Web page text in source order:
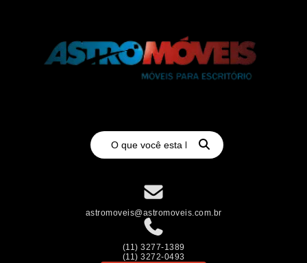
astromoveis@astromoveis.com.br
(11) 3277-1389
(11) 3272-0493